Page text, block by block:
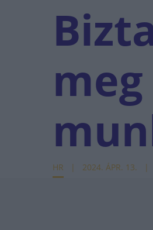
HR 2024. ÁPR. 13.